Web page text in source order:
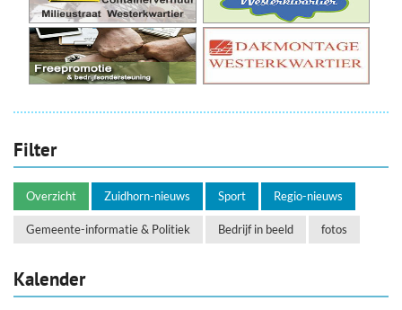
Filter
Overzicht Zuidhorn-nieuws Sport Regio-nieuws
Gemeente-informatie & Politiek Bedrijf in beeld fotos
Kalender